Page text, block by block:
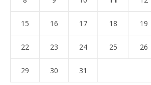
15 16 17 18 19
22 23 24 25 26
29 30 31